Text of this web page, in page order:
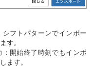
フトパターンでインポー
す。
開始終了時刻でもインポ
ます。